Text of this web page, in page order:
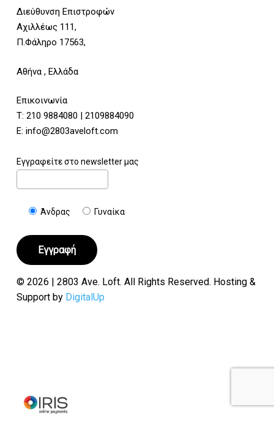
Διεύθυνση Επιστροφών
Αχιλλέως 111,
Π.Φάληρο 17563,
Αθήνα , Ελλάδα
Επικοινωνία
Τ: 210 9884080 | 2109884090
E: info@2803aveloft.com
Εγγραφείτε στο newsletter μας
Άνδρας Γυναίκα
© 2026 | 2803 Ave. Loft. All Rights Reserved. Hosting &
Support by DigitalUp